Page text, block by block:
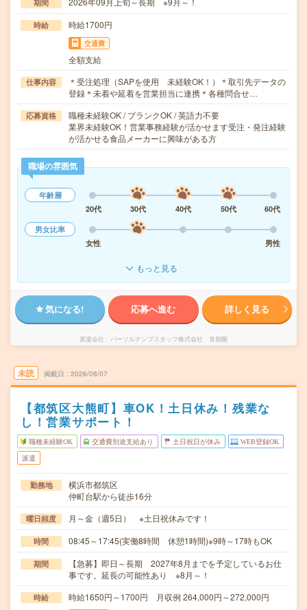
期間
時給 時給1700円
交通費
全額支給
仕事内容
＊受注処理（SAPを使用 未経験OK！）＊取引先データの
登録＊未着や延着を営業担当に連携＊各種問合せ…
応募資格
職種未経験OK / ブランクOK / 英語力不要
業界未経験OK！営業事務経験が活かせます受注・発注経験
が活かせる食品メーカーに興味がある方
職場の雰囲気
年齢層
20代
30代 40代 50代
60代
男女比率
女性
男性
もっと見る
気になる! 応募へ進む 詳しく見る
派遣会社 パーソルテンプスタッフ株式会社 首都圏
未読 掲載日 2026/08/07
【都筑区大熊町】車OK！土日休み！残業な
し！営業サポート！
職種未経験OK 交通費別途支給あり 土日祝日が休み WEB登録OK
派遣
勤務地
横浜市都筑区
仲町台駅から徒歩16分
曜日頻度 月～金（週5日） ※土日祝休みです！
時間 08:45～17:45(実働8時間 休憩1時間)※9時～17時もOK
期間
【急募】即日～長期 2027年8月までを予定しているお仕
事です。延長の可能性あり ※8月～！
時給 時給1650円～1700円 月収例 264,000円～272,000円